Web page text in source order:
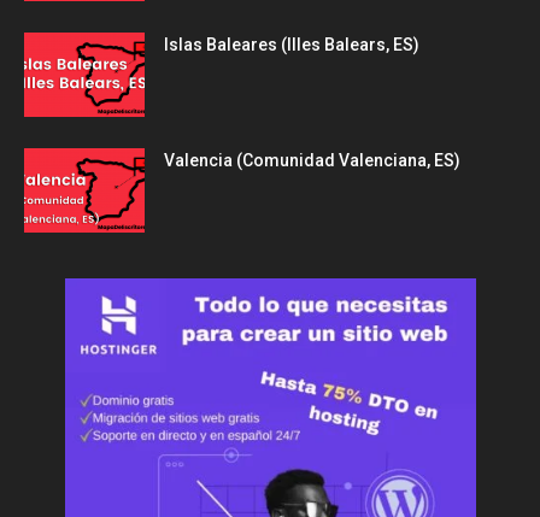
Islas Baleares (Illes Balears, ES)
Valencia (Comunidad Valenciana, ES)